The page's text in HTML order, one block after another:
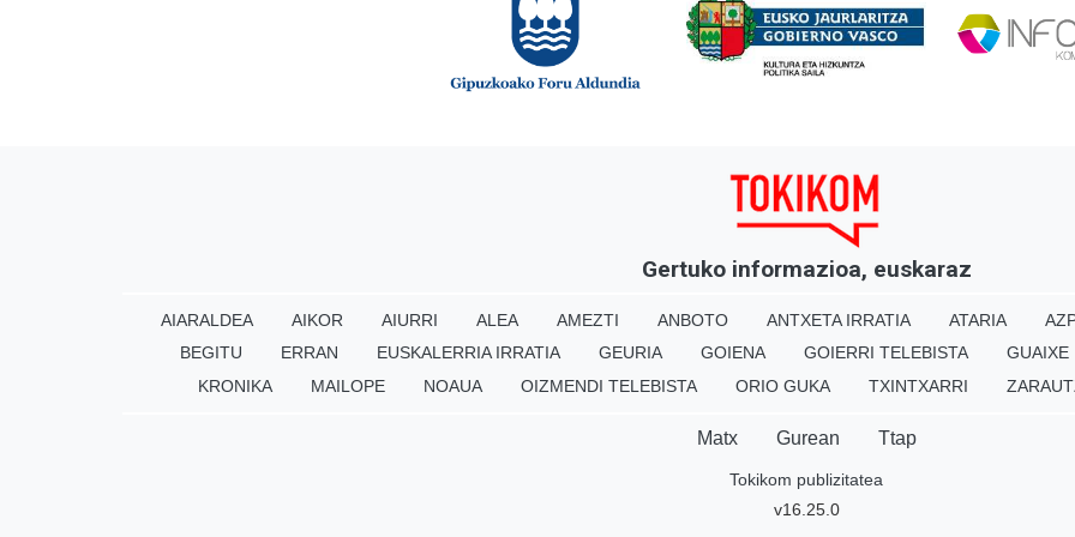
Gertuko informazioa, euskaraz
AIARALDEA AIKOR AIURRI ALEA AMEZTI ANBOTO ANTXETA IRRATIA ATARIA
BEGITU
ERRAN EUSKALERRIA IRRATIA GEURIA GOIENA GOIERRI TELEBISTA
GUAIXE
KRONIKA
MAILOPE NOAUA OIZMENDI TELEBISTA ORIO GUKA TXINTXARRI
Matx Gurean Ttap
Tokikom publizitatea
v16.25.0